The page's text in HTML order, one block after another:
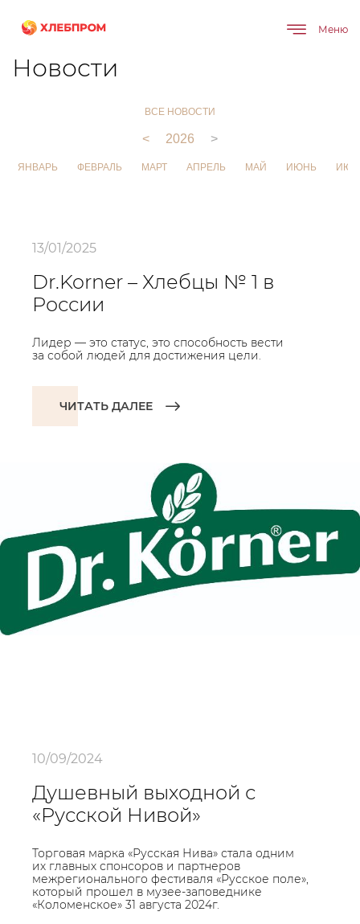
Меню
Главная О компании
Новости
ВСЕ НОВОСТИ
< 2026 >
ЯНВАРЬ ФЕВРАЛЬ МАРТ АПРЕЛЬ МАЙ ИЮНЬ
13/01/2025
Dr.Korner – Хлебцы № 1 в
России
Лидер — это статус, это способность вести
за собой людей для достижения цели.
ЧИТАТЬ ДАЛЕЕ
10/09/2024
Душевный выходной с
«Русской Нивой»
Торговая марка «Русская Нива» стала одним
их главных спонсоров и партнеров
межрегионального фестиваля «Русское поле»,
который прошел в музее-заповеднике
«Коломенское» 31 августа 2024г.